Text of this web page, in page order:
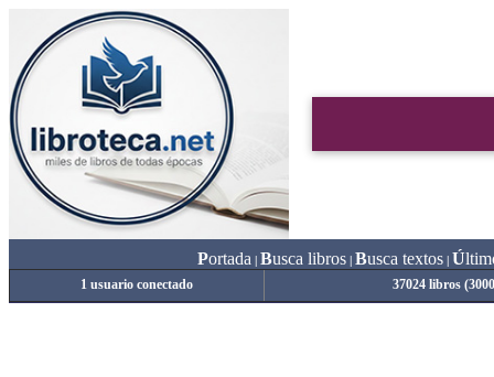
Portada Busca libros| Busca textos| Ú
1 usuario conectado 37024 libros